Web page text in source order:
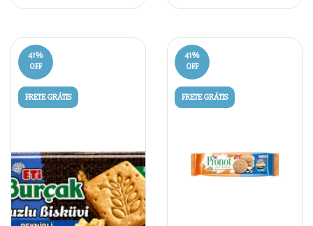
41%
OFF
FRETE GRÁTIS
41%
OFF
FRETE GRÁTIS